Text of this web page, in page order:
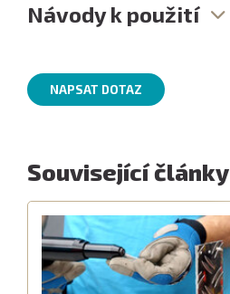
Návody k použití
NAPSAT DOTAZ
Související články